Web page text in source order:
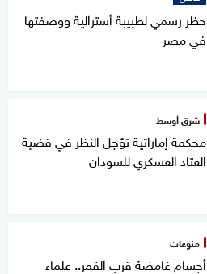
حظر رسمي لطبيبة أسترالية ووصفتها
في مصر
شرق أوسط
محكمة إماراتية تؤجل النظر في قضية
العتاد العسكري للسودان
منوعات
أجسام غامضة قرب القمر.. علماء